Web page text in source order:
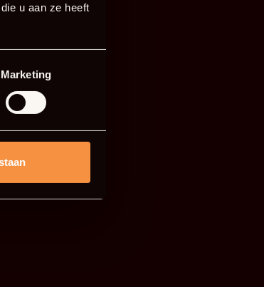
u aan ze heeft
Marketing